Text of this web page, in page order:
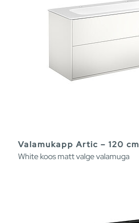
Valamukapp Artic – 120 cm
White koos matt valge valamuga